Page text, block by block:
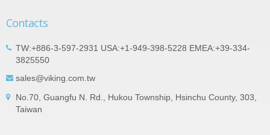
Contacts
TW:+886-3-597-2931 USA:+1-949-398-5228 EMEA:+39-334-
3825550
sales@viking.com.tw
No.70, Guangfu N. Rd., Hukou Township, Hsinchu County, 303,
Taiwan